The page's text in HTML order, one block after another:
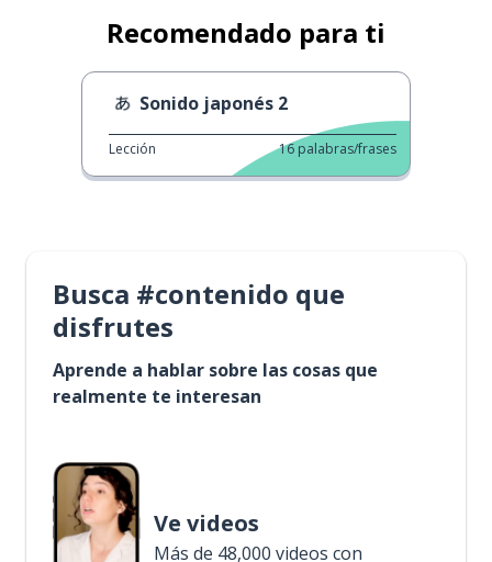
Recomendado para ti
Sonido japonés 2
Lección 16 palabras/frases
Busca #contenido que
disfrutes
Aprende a hablar sobre las cosas que
realmente te interesan
Ve videos
Más de 48,000 videos con